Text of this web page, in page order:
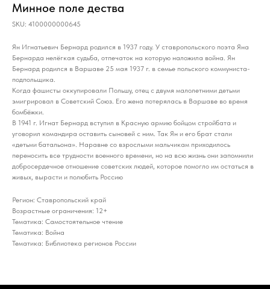
Минное поле дества
SKU: 4100000000645
Ян Игнатьевич Бернард родился в 1937 году. У ставропольского поэта Яна
Бернарда нелёгкая судьба, отпечаток на которую наложила война. Ян
Бернард родился в Варшаве 25 мая 1937 г. в семье польского коммуниста-
подпольщика.
Когда фашисты оккупировали Польшу, отец с двумя малолетними детьми
эмигрировал в Советский Союз. Его жена потерялась в Варшаве во время
бомбёжки.
В 1941 г. Игнат Бернард вступил в Красную армию бойцом стройбата и
уговорил командира оставить сыновей с ним. Так Ян и его брат стали
«детьми батальона». Наравне со взрослыми мальчикам приходилось
переносить все трудности военного времени, но на всю жизнь они запомнили
добросердечное отношение советских людей, которое помогло им остаться в
живых, вырасти и полюбить Россию
Регион: Ставропольский край
Возрастные ограничения: 12+
Тематика: Самостоятельное чтение
Тематика: Война
Тематика: Библиотека регионов России